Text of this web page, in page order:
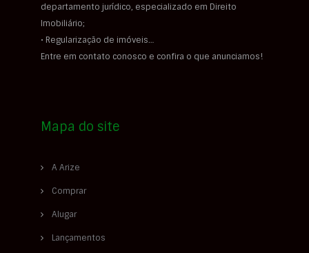
departamento jurídico, especializado em Direito
Imobiliário;
• Regularização de imóveis…
Entre em contato conosco e confira o que anunciamos!
Mapa do site
A Arize
Comprar
Alugar
Lançamentos